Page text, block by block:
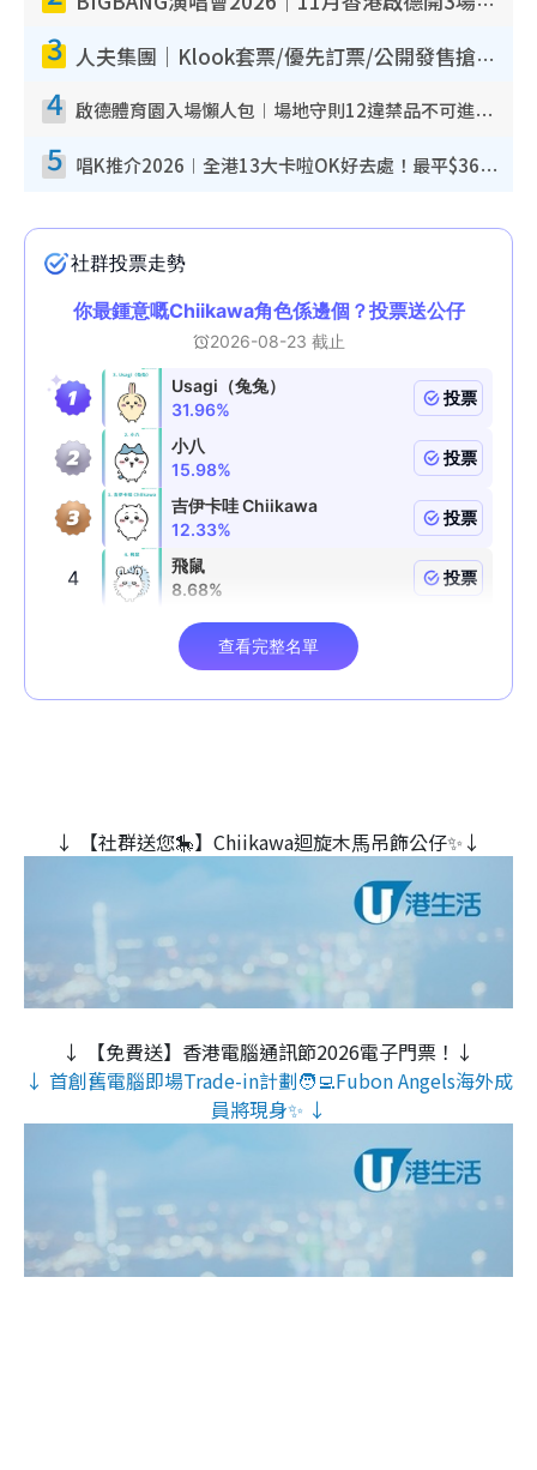
3 人夫集團｜Klook套票/優先訂票/公開發售搶飛攻略！附票價.購票連結.場地座位表
4 啟德體育園入場懶人包︱場地守則12違禁品不可進場准帶細水樽但全場禁樽蓋！應援牌有限制！
5 唱K推介2026︱全港13大卡啦OK好去處！最平$36起 日文K都有！(附地址+收費詳情)
↓ 【社群送您🎠】Chiikawa迴旋木⾺吊飾公仔✨↓
↓ 【免費送】香港電腦通訊節2026電子門票！↓
↓ 首創舊電腦即場Trade-in計劃🧑‍💻Fubon Angels海外成
員將現身✨ ↓